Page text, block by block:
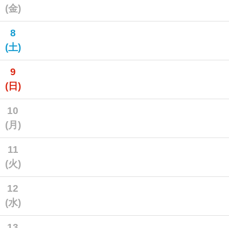
(金)
8
(土)
9
(日)
10
(月)
11
(火)
12
(水)